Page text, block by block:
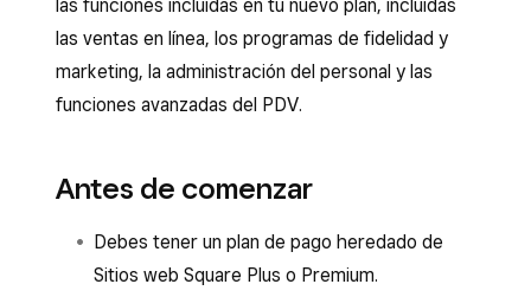
las funciones incluidas en tu nuevo plan, incluidas
las ventas en línea, los programas de fidelidad y
marketing, la administración del personal y las
funciones avanzadas del PDV.
Antes de comenzar
Debes tener un plan de pago heredado de
Sitios web Square Plus o Premium.